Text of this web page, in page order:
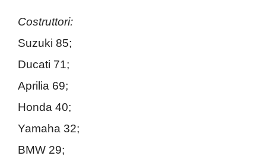
Costruttori:
Suzuki 85;
Ducati 71;
Aprilia 69;
Honda 40;
Yamaha 32;
BMW 29;